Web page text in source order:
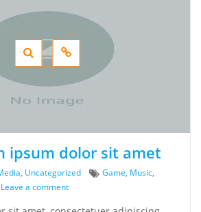
ipsum dolor sit amet
, Uncategorized Tags
Game, Music,
Leave a commenton Lorem ipsum dolor sit amet